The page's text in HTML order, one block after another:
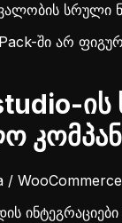
სრული
ში არ
/